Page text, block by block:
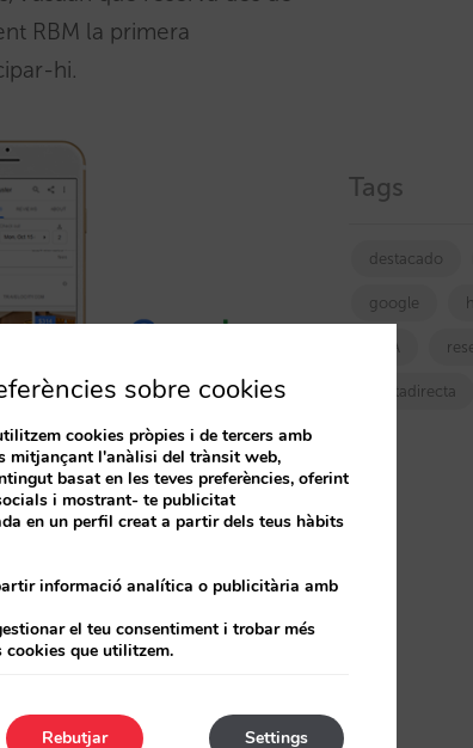
RBM la primera
hi.
a Google. A més de preus,
Tags
destacado
google
OTA
ventadirecta
sobre cookies
cookies pròpies i de tercers amb
mitjançant l'anàlisi del trànsit web,
basat en les teves preferències, oferint
i mostrant- te publicitat
en un perfil creat a partir dels teus hàbits
informació analítica o publicitària amb
el teu consentiment i trobar més
que utilitzem.
Settings
Rebutjar